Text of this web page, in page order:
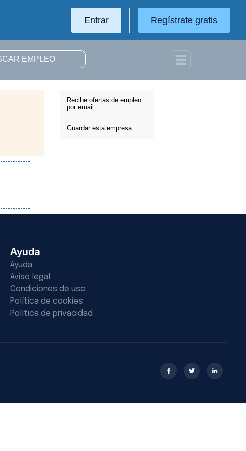
Entrar Regístrate gratis
Recibe ofertas de empleo
por email
Guardar esta empresa
Ayuda
Ayuda
Aviso legal
Condiciones de uso
Política de cookies
Política de privacidad